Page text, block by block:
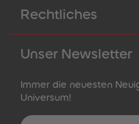
Rechtliches
Unser Newsletter
Immer die neuesten
Universum!
E-Mail-Addresse